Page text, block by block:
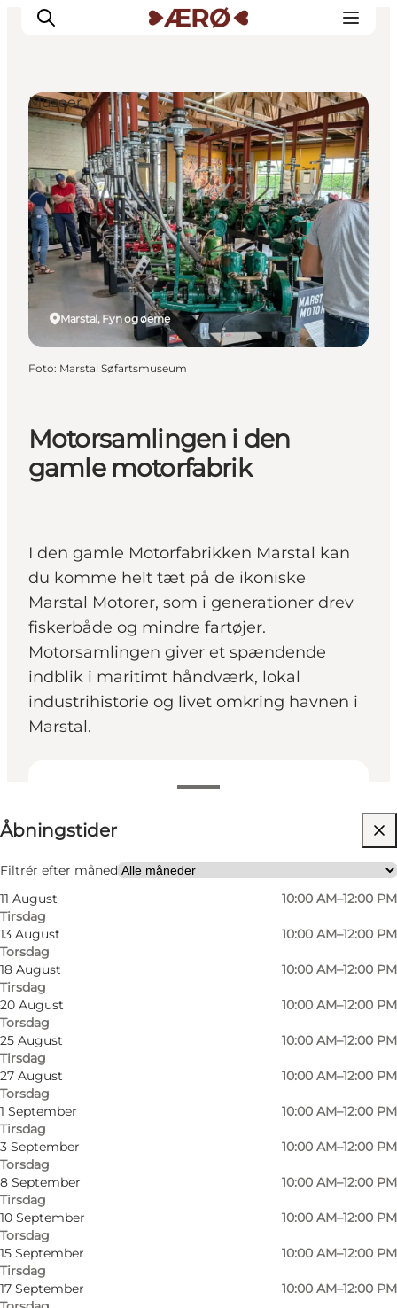
Overnatning
Spisesteder
Oplevelser
Events
Planlæg ferien
Motorsamlingen i den
gamle motorfabrik
I den gamle Motorfabrikken Marstal kan
du komme helt tæt på de ikoniske
Marstal Motorer, som i generationer drev
fiskerbåde og mindre fartøjer.
Motorsamlingen giver et spændende
indblik i maritimt håndværk, lokal
industrihistorie og livet omkring havnen i
Marstal.
Åbningstider
Filtrér efter måned
11 August
Tirsdag
10:00 AM–12:00 PM
13 August
Torsdag
10:00 AM–12:00 PM
18 August
Tirsdag
10:00 AM–12:00 PM
20 August
Torsdag
10:00 AM–12:00 PM
25 August
Tirsdag
10:00 AM–12:00 PM
27 August
Torsdag
10:00 AM–12:00 PM
1 September
Tirsdag
10:00 AM–12:00 PM
3 September
Torsdag
10:00 AM–12:00 PM
8 September
Tirsdag
10:00 AM–12:00 PM
10 September
Torsdag
10:00 AM–12:00 PM
15 September
Tirsdag
10:00 AM–12:00 PM
17 September
10:00 AM–12:00 PM
Besøg hjemmeside
Børn, Venner, Min partner, Mig selv
Marstal, Fyn og øerne
Museer
Foto: Marstal Søfartsmuseum
Foto Maria Fynsk Norup Foto: